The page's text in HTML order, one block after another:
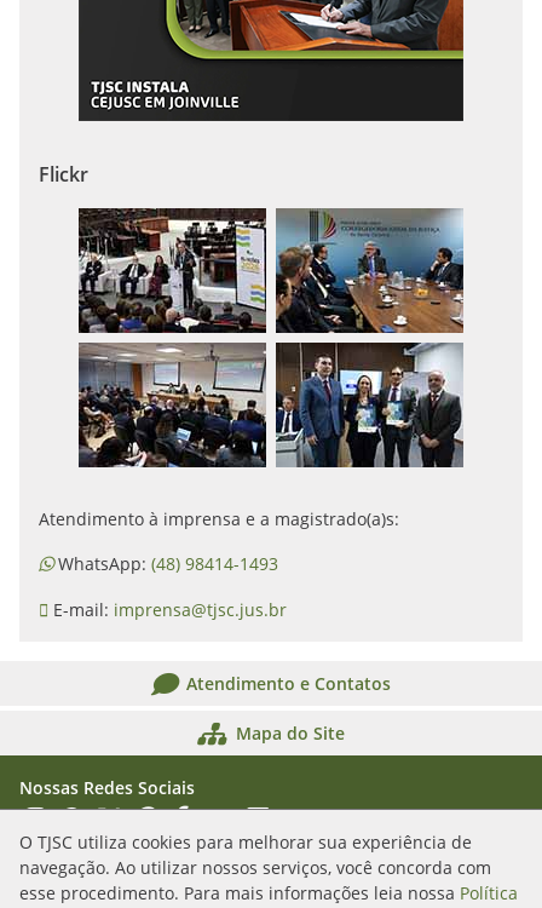
O TJSC utiliza cookies para melhorar sua experiência de
navegação. Ao utilizar nossos serviços, você concorda com
esse procedimento. Para mais informações leia nossa Política
Flickr
Atendimento à imprensa e a magistrado(a)s:
WhatsApp: (48) 98414-1493
E-mail: imprensa@tjsc.jus.br
Atendimento e Contatos
Mapa do Site
Nossas Redes Sociais
Acessar Instagram
Acessar WhatsApp
Acessar XAcessar Threads
Acessar Facebook
Acessar YouTube
Acessar Flickr
Acessar SoundCloud
Rua Álvaro Millen da Silveira, n. 208